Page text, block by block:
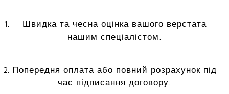
Швидка та чесна оцінка вашого верстата
нашим спеціалістом.
Попередня оплата або повний розрахунок під
час підписання договору.